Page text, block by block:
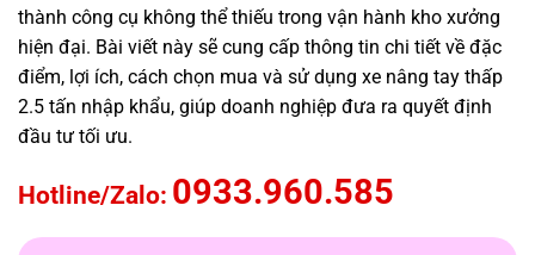
thành công cụ không thể thiếu trong vận hành kho xưởng
hiện đại. Bài viết này sẽ cung cấp thông tin chi tiết về đặc
điểm, lợi ích, cách chọn mua và sử dụng xe nâng tay thấp
2.5 tấn nhập khẩu, giúp doanh nghiệp đưa ra quyết định
đầu tư tối ưu.
Hotline/Zalo: 0933.960.585